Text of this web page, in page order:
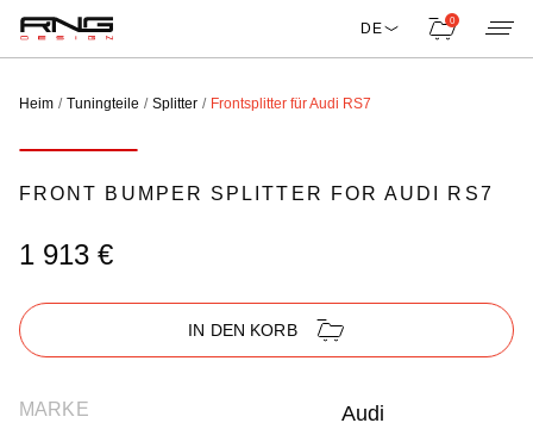
DE 0
Heim Tuningteile Splitter Frontsplitter für Audi RS7
FRONT BUMPER SPLITTER FOR AUDI RS7
1 913 €
IN DEN KORB
MARKE Audi